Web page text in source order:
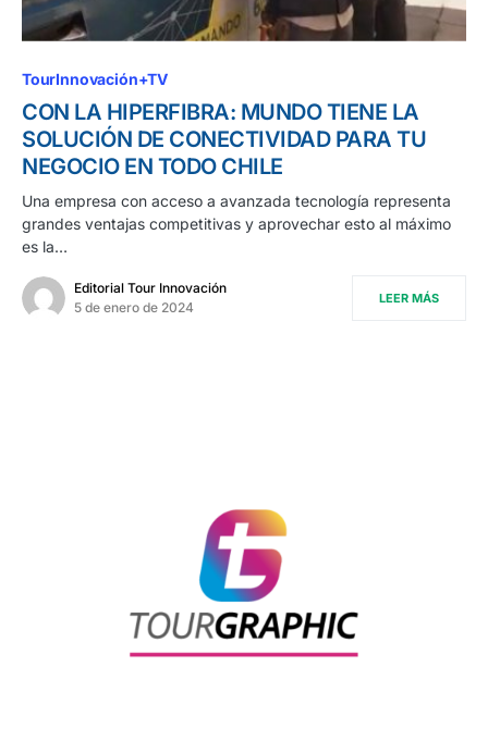
TourInnovación+TV
CON LA HIPERFIBRA: MUNDO TIENE LA
SOLUCIÓN DE CONECTIVIDAD PARA TU
NEGOCIO EN TODO CHILE
Una empresa con acceso a avanzada tecnología representa
grandes ventajas competitivas y aprovechar esto al máximo
es la…
Editorial Tour Innovación
5 de enero de 2024
LEER MÁS